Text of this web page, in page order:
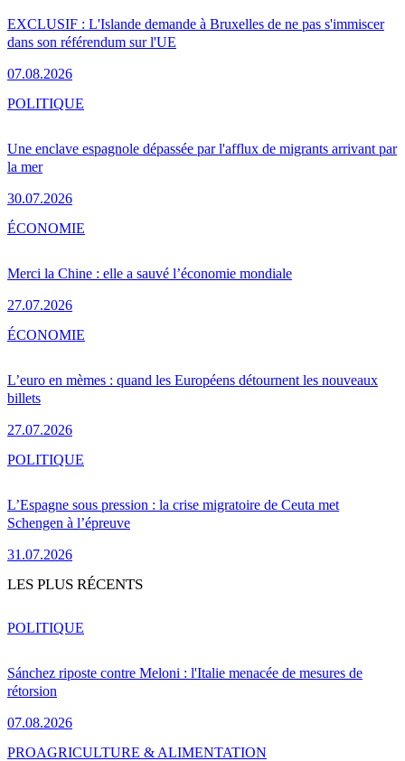
EXCLUSIF : L'Islande demande à Bruxelles de ne pas s'immiscer
dans son référendum sur l'UE
07.08.2026
Une enclave espagnole dépassée par l'afflux de migrants arrivant par
la mer
30.07.2026
POLITIQUE
Merci la Chine : elle a sauvé l’économie mondiale
27.07.2026
ÉCONOMIE
L’euro en mèmes : quand les Européens détournent les nouveaux
billets
27.07.2026
ÉCONOMIE
L’Espagne sous pression : la crise migratoire de Ceuta met
Schengen à l’épreuve
31.07.2026
POLITIQUE
LES PLUS RÉCENTS
Sánchez riposte contre Meloni : l'Italie menacée de mesures de
rétorsion
07.08.2026
POLITIQUE
PROAGRICULTURE & ALIMENTATION